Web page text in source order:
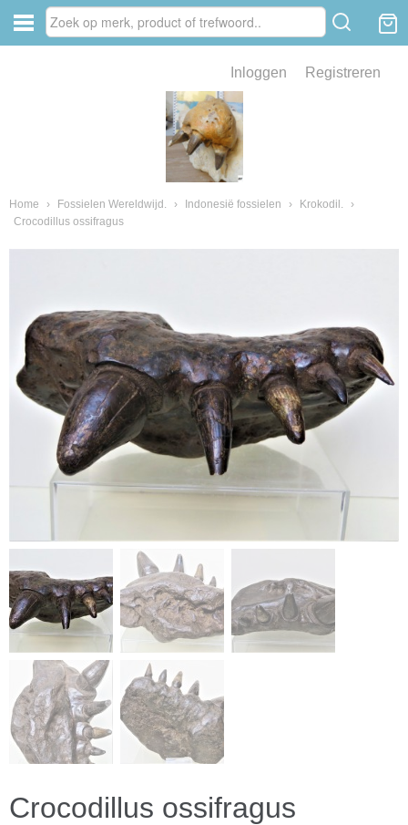
Inloggen Registreren
Home › Fossielen Wereldwijd. › Indonesië fossielen › Krokodil.
›
Crocodillus ossifragus
Crocodillus ossifragus
van fossielen en mineralen